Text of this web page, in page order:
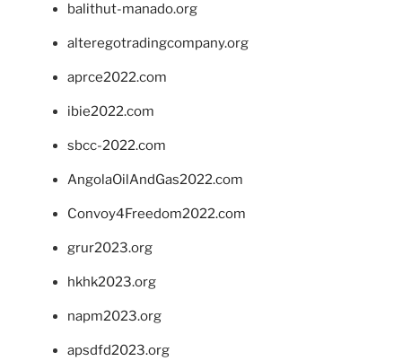
balithut-manado.org
alteregotradingcompany.org
aprce2022.com
ibie2022.com
sbcc-2022.com
AngolaOilAndGas2022.com
Convoy4Freedom2022.com
grur2023.org
hkhk2023.org
napm2023.org
apsdfd2023.org